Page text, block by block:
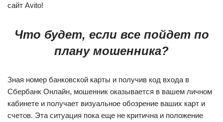
сайт Avito!
Что будет, если все пойдет по
плану мошенника?
Зная номер банковской карты и получив код входа в
Сбербанк Онлайн, мошенник оказывается в вашем личном
кабинете и получает визуальное обозрение ваших карт и
счетов. Эта ситуация пока еще не критична и положение